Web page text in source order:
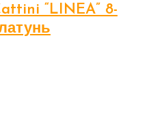
“LINEA” 8-